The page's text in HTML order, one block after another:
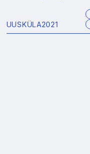
UUSKÜLA2021